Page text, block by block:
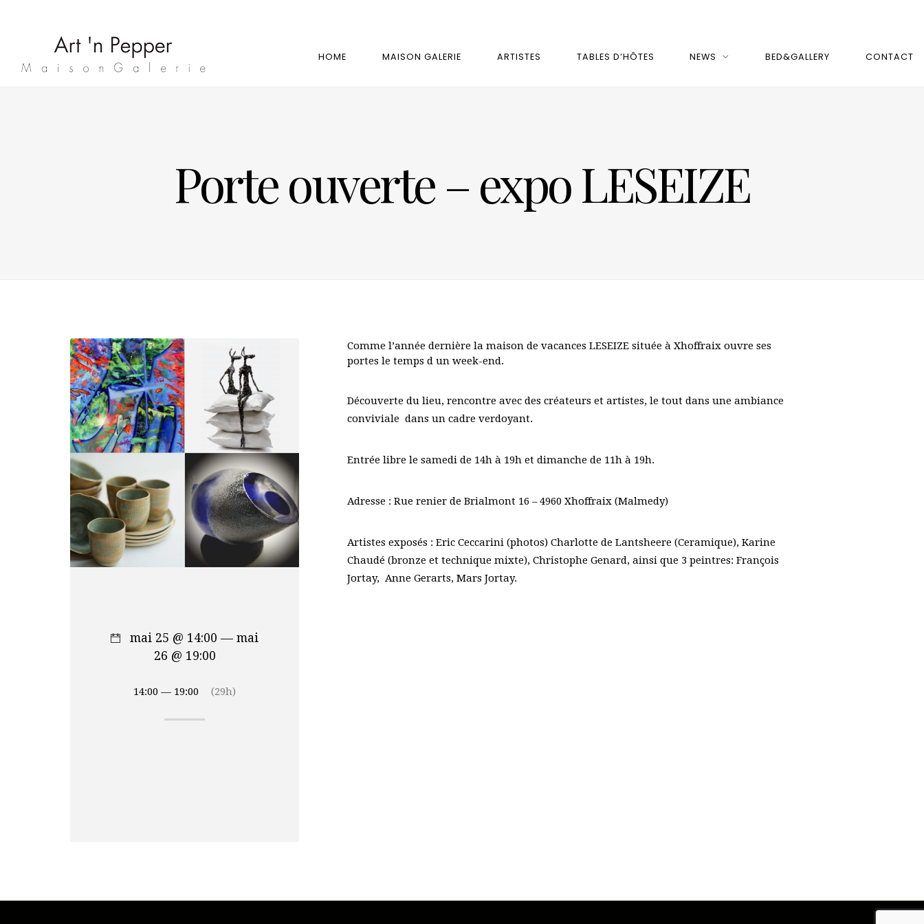
HOME MAISON GALERIE ARTISTES TABLES D’HÔTES NEWS BED&GALLERY CONTACT
Porte ouverte – expo LESEIZE
Comme l’année dernière la maison de vacances LESEIZE située à Xhoffraix ouvre ses
portes le temps d un week-end.
Découverte du lieu, rencontre avec des créateurs et artistes, le tout dans une ambiance
conviviale dans un cadre verdoyant.
Entrée libre le samedi de 14h à 19h et dimanche de 11h à 19h.
Adresse : Rue renier de Brialmont 16 – 4960 Xhoffraix (Malmedy)
Artistes exposés : Eric Ceccarini (photos) Charlotte de Lantsheere (Ceramique), Karine
Chaudé (bronze et technique mixte), Christophe Genard, ainsi que 3 peintres: François
Jortay, Anne Gerarts, Mars Jortay.
mai 25 @ 14:00 — mai
26 @ 19:00
14:00 — 19:00 (29h)